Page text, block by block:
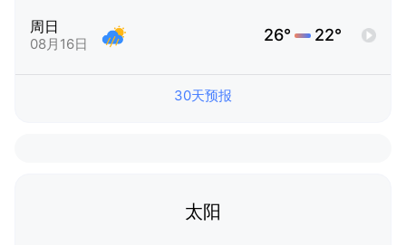
周日
08月16日 26° 22°
30天预报
太阳